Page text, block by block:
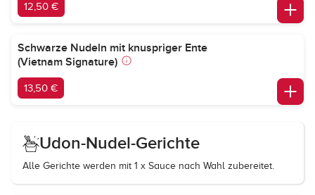
12,50 €
Schwarze Nudeln mit knuspriger Ente
(Vietnam Signature)
13,50 €
Udon-Nudel-Gerichte
Alle Gerichte werden mit 1 x Sauce nach Wahl zubereitet.